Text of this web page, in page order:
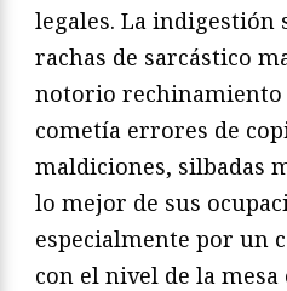
legales. La indigestión
rachas de sarcástico
notorio rechinamiento
cometía errores de
maldiciones, silbadas
lo mejor de sus
especialmente por un
con el nivel de la